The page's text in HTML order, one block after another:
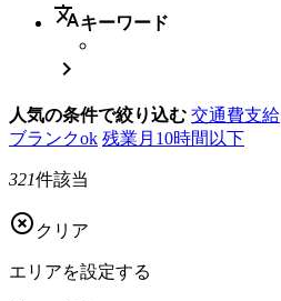
translateキーワード

人気の条件で絞り込む 交通費支給
ブランクok 残業月10時間以下
321件該当
 クリア
エリアを設定する